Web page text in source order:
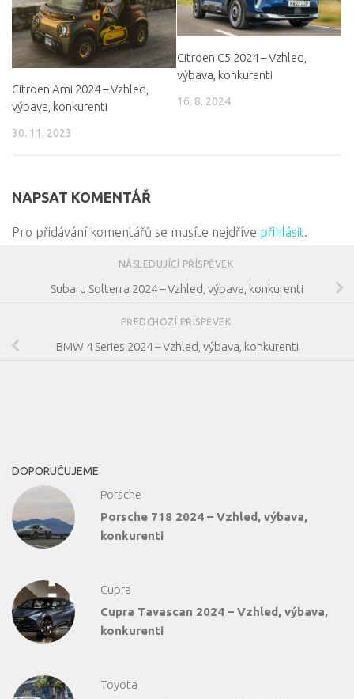
Citroen Ami 2024 – Vzhled,
výbava, konkurenti
30. 11. 2023
Citroen C5 2024 – Vzhled,
výbava, konkurenti
16. 8. 2024
NAPSAT KOMENTÁŘ
Pro přidávání komentářů se musíte nejdříve přihlásit
NÁSLEDUJÍCÍ PŘÍSPĚVEK
Subaru Solterra 2024 – Vzhled, výbava, konkurenti
PŘEDCHOZÍ PŘÍSPĚVEK
BMW 4 Series 2024 – Vzhled, výbava, konkurenti
DOPORUČUJEME
Porsche
Porsche 718 2024 – Vzhled, výbava,
konkurenti
Cupra
Cupra Tavascan 2024 – Vzhled, výbava,
konkurenti
Toyota